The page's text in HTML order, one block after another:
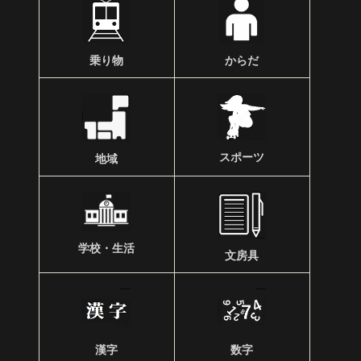
乗り物 からだ
地域 スポーツ
学校・生活
文房具
漢字 数字